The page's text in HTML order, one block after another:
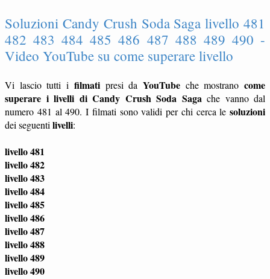
Soluzioni Candy Crush Soda Saga livello 481
482 483 484 485 486 487 488 489 490 -
Video YouTube su come superare livello
Vi lascio tutti i filmatipresi da YouTubeche mostranocome
superare i livelli di Candy Crush Soda Saga che vanno dal
numero 481 al 490. I filmati sono validi per chi cerca le soluzioni
dei seguenti livelli:
livello 481
livello 482
livello 483
livello 484
livello 485
livello 486
livello 487
livello 488
livello 489
livello 490